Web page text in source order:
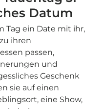
Datum
Tag ein Date mit ihr,
ihren
passen,
und
Geschenk
sie auf einen
eine Show,